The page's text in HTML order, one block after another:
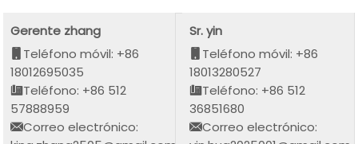
Gerente zhang
Teléfono móvil: +86
18012695035
Teléfono: +86 512
57888959
Correo electrónico:
Sr. yin
Teléfono móvil: +86
18013280527
Teléfono: +86 512
36851680
Correo electrónico: